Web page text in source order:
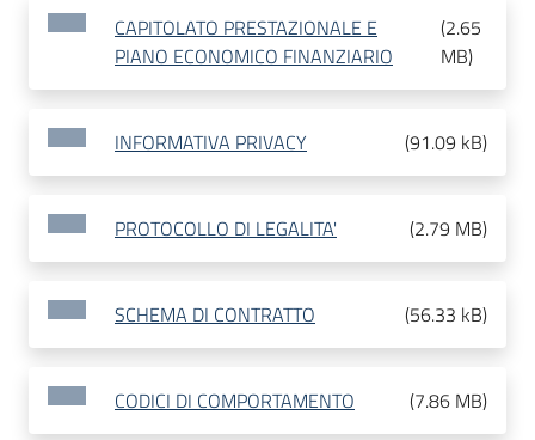
CAPITOLATO PRESTAZIONALE E
PIANO ECONOMICO FINANZIARIO
(2.65
MB)
INFORMATIVA PRIVACY (91.09 kB)
PROTOCOLLO DI LEGALITA' (2.79 MB)
SCHEMA DI CONTRATTO (56.33 kB)
CODICI DI COMPORTAMENTO (7.86 MB)